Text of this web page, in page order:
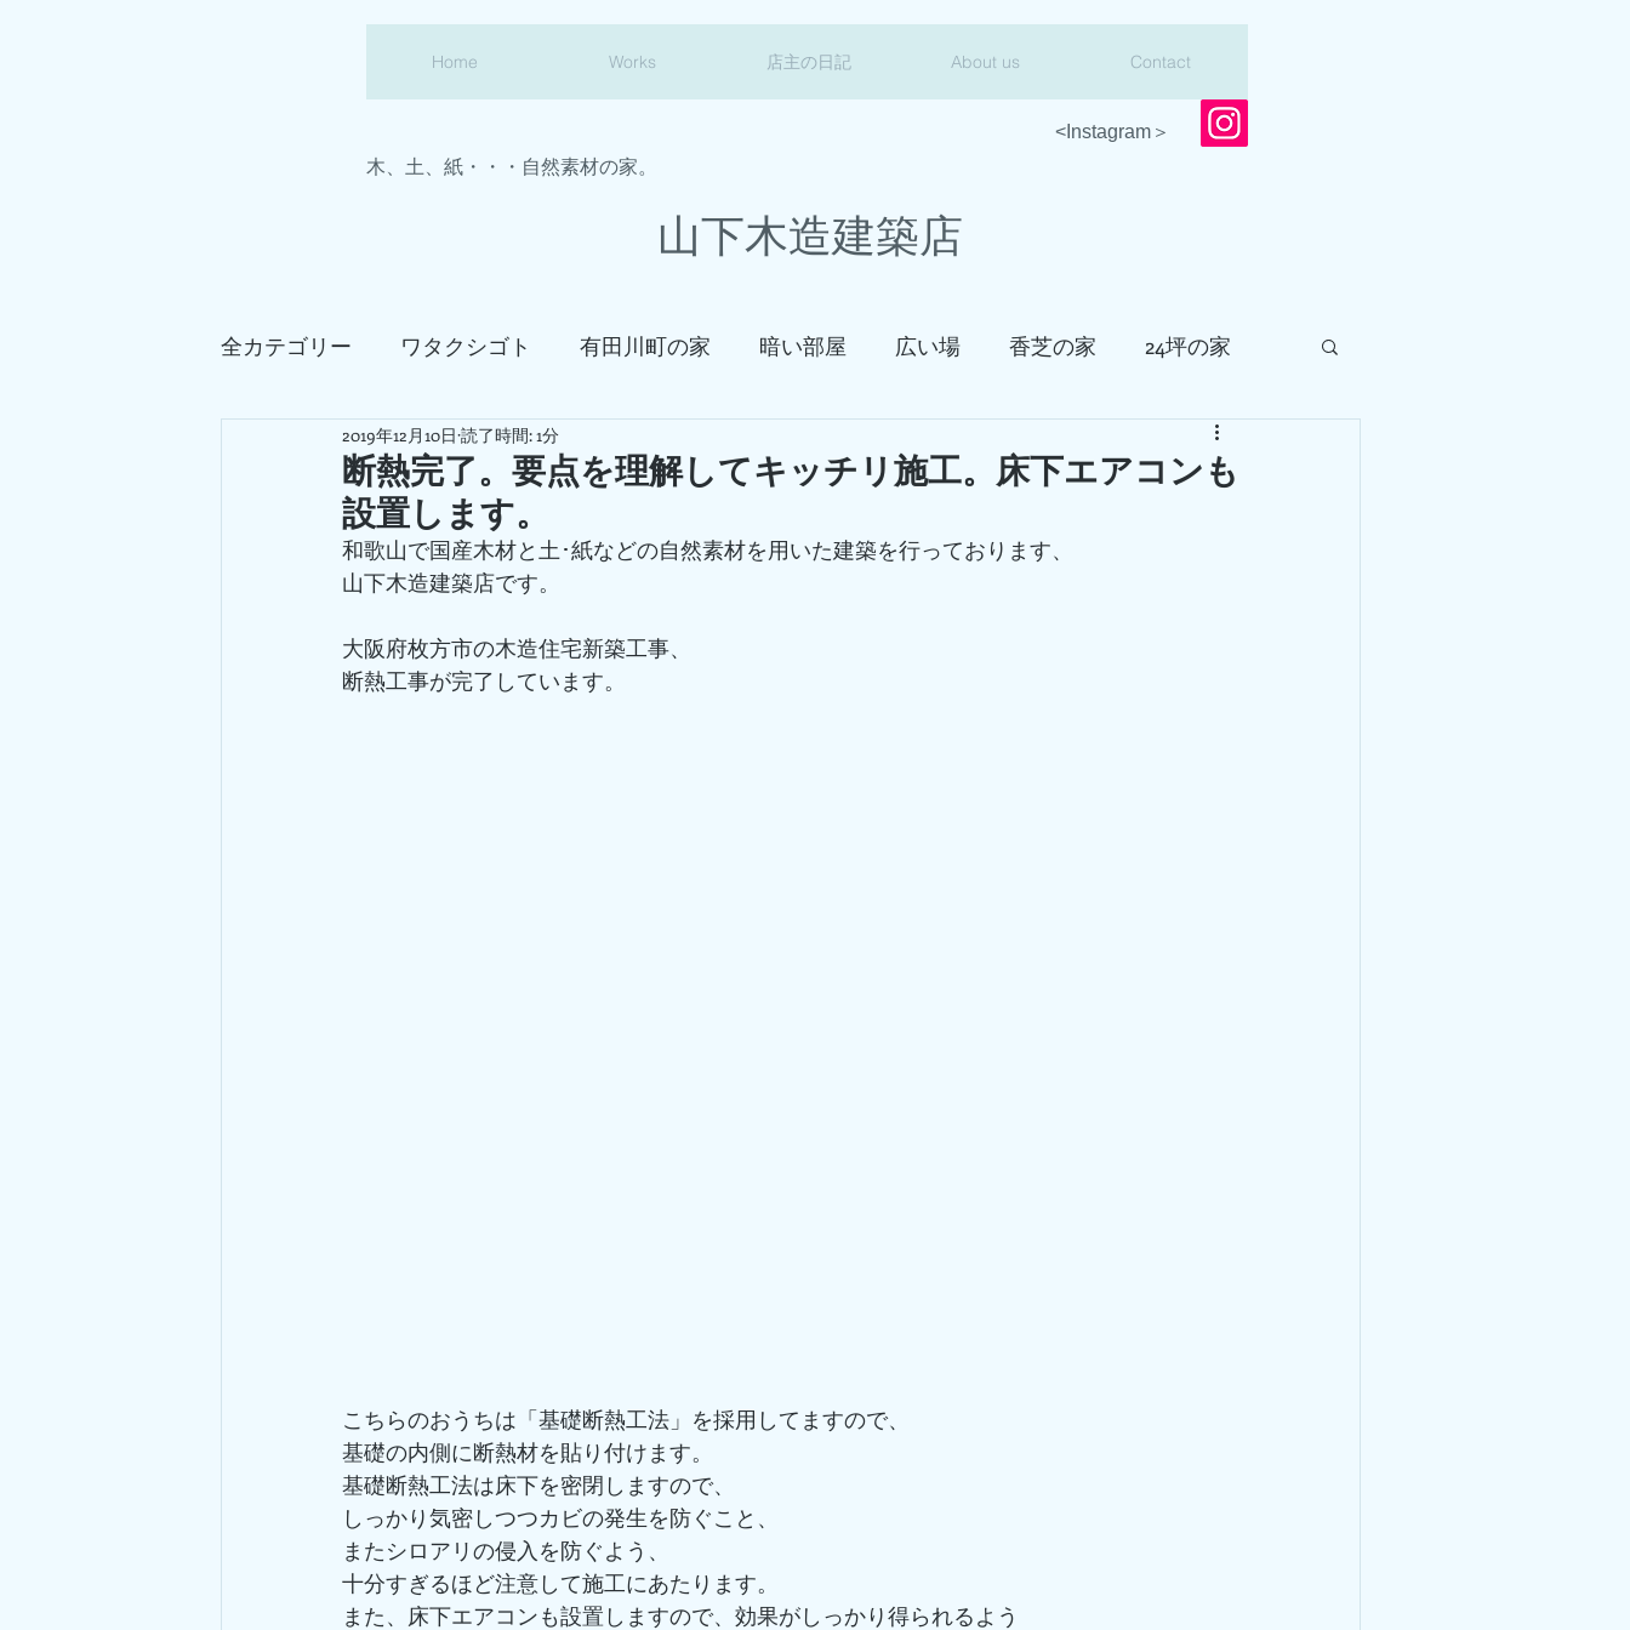
Home Works 店主の日記 About us Contact
<Instagram＞
木、土、紙・・・自然素材の家。
山下木造建築店
全カテゴリー ワタクシゴト 有田川町の家 暗い部屋 広い場 香芝の家 24坪の家
わかやまの家 真壁造りの家 調査・点検
田舎暮らしの事 建築あれこれ
断熱完了。要点を理解してキッチリ施工。床下エアコンも
設置します。
2019年12月10日 読了時間: 1分
和歌山で国産木材と土･紙などの自然素材を用いた建築を行っております、
山下木造建築店です。
大阪府枚方市の木造住宅新築工事、
断熱工事が完了しています。
こちらのおうちは「基礎断熱工法」を採用してますので、
基礎の内側に断熱材を貼り付けます。
基礎断熱工法は床下を密閉しますので、
しっかり気密しつつカビの発生を防ぐこと、
またシロアリの侵入を防ぐよう、
十分すぎるほど注意して施工にあたります。
また、床下エアコンも設置しますので、効果がしっかり得られるよう